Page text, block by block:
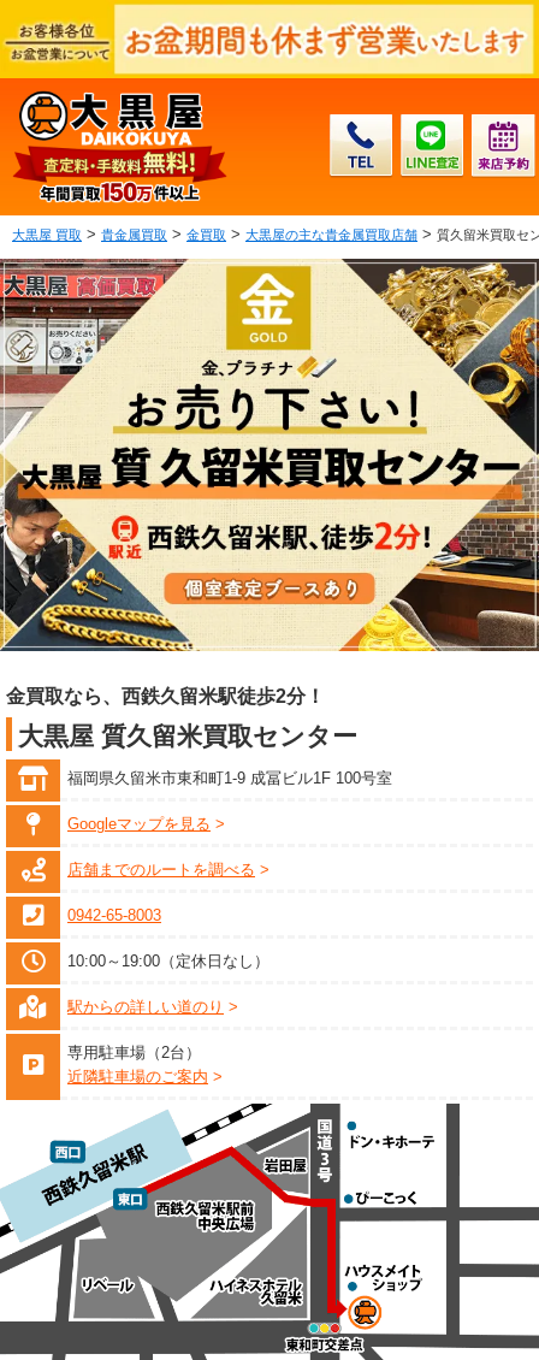
大黒屋 買取 > 貴金属買取 > 金買取 > 大黒屋の主な貴金属買取店舗 > 質久留米買取セ
金買取なら、西鉄久留米駅徒歩2分！
大黒屋 質久留米買取センター
福岡県久留米市東和町1-9 成冨ビル1F 100号室
Googleマップを見る
店舗までのルートを調べる
0942-65-8003
10:00～19:00（定休日なし）
駅からの詳しい道のり
専用駐車場（2台）
近隣駐車場のご案内